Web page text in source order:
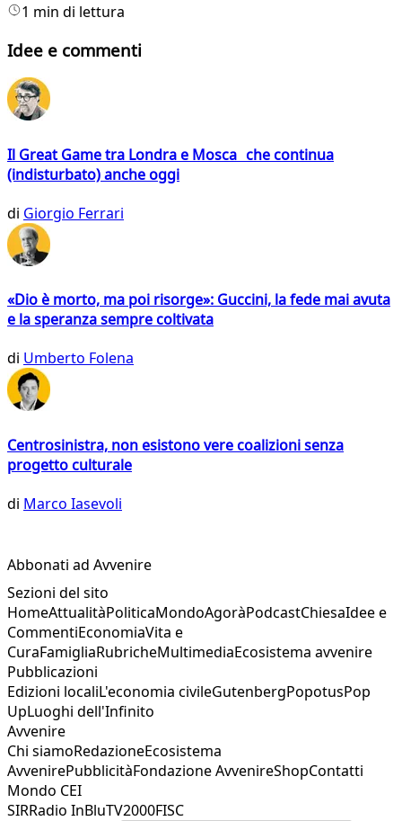
1 min di lettura
Idee e commenti
Il Great Game tra Londra e Mosca che continua
(indisturbato) anche oggi
di Giorgio Ferrari
«Dio è morto, ma poi risorge»: Guccini, la fede mai avuta
e la speranza sempre coltivata
di Umberto Folena
Centrosinistra, non esistono vere coalizioni senza
progetto culturale
di Marco Iasevoli
Abbonati ad Avvenire
Sezioni del sito
HomeAttualitàPoliticaMondoAgoràPodcastChiesaIdee e
CommentiEconomiaVita e
CuraFamigliaRubricheMultimediaEcosistema avvenire
Pubblicazioni
Edizioni localiL'economia civileGutenbergPopotusPop
UpLuoghi dell'Infinito
Avvenire
Chi siamoRedazioneEcosistema
AvvenirePubblicitàFondazione AvvenireShopContatti
Mondo CEI
SIRRadio InBluTV2000FISC